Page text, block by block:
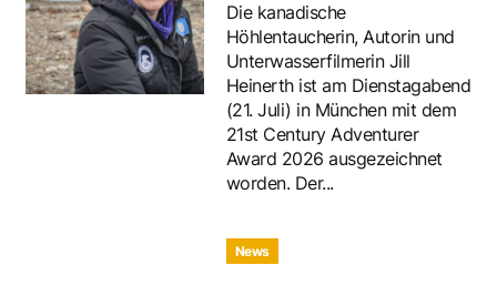
Die kanadische
Höhlentaucherin, Autorin und
Unterwasserfilmerin Jill
Heinerth ist am Dienstagabend
(21. Juli) in München mit dem
21st Century Adventurer
Award 2026 ausgezeichnet
worden. Der...
News